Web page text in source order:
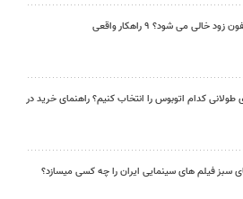
خالی می شود؟ ۹ راهکار واقعی
طولانی کدام اتوبوس را انتخاب کنیم؟ راهنمای خرید در
سبز فیلم های سینمایی ایران را چه کسی میسازد؟